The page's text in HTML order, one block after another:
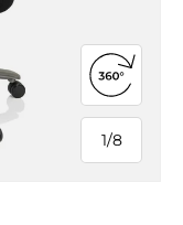
1/
von
8
360°-